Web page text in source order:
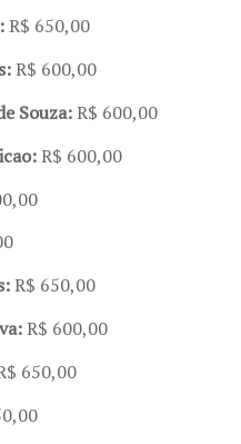
R$ 650,00
R$ 600,00
Souza:R$ 600,00
R$ 600,00
R$ 650,00
R$ 600,00
650,00